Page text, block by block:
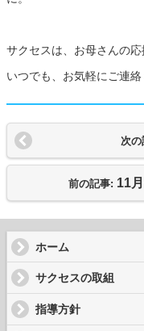
サクセスは、お母さんの応
いつでも、お気軽にご連絡
次の
前の記事: 11
ホーム
サクセスの取組
指導方針